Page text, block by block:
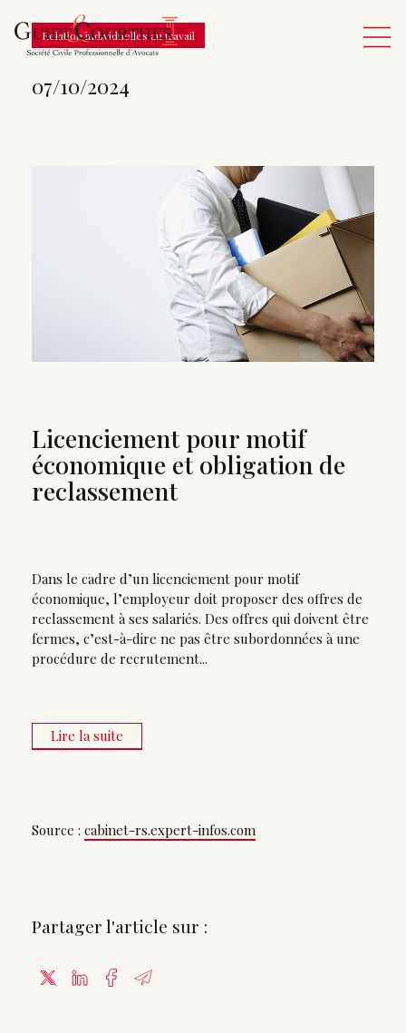
Licenciement pour motif
économique et obligation de
reclassement
07/10/2024
Relation individuelles au travail
Source : cabinet-rs.expert-infos.com
Dans le cadre d’un licenciement pour motif
économique, l’employeur doit proposer des offres de
reclassement à ses salariés. Des offres qui doivent être
fermes, c’est-à-dire ne pas être subordonnées à une
procédure de recrutement...
Lire la suite